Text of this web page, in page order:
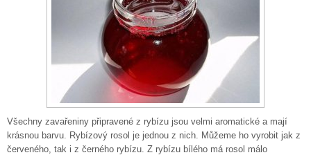
Všechny zavařeniny připravené z rybízu jsou velmi aromatické a mají
krásnou barvu. Rybízový rosol je jednou z nich. Můžeme ho vyrobit jak z
červeného, tak i z černého rybízu. Z rybízu bílého má rosol málo